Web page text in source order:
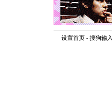
设置首页- 搜狗输